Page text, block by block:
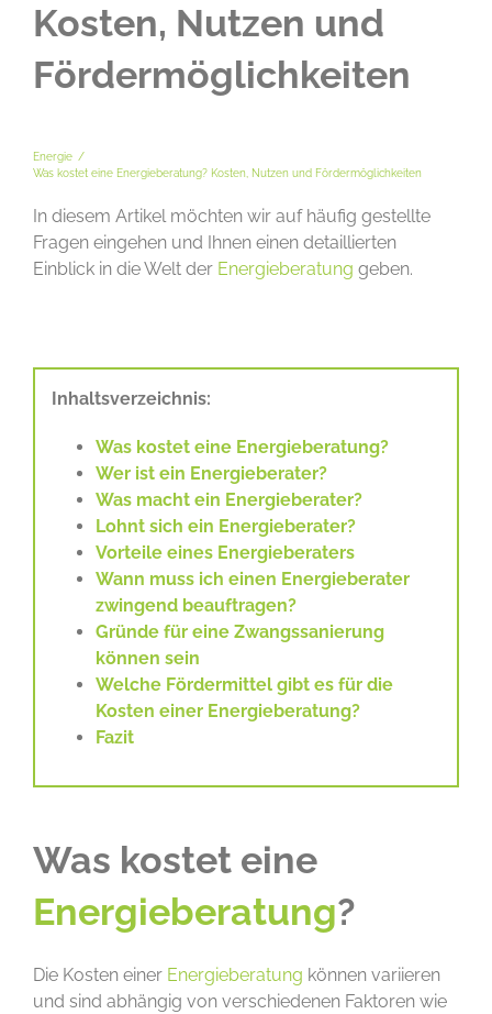
Kosten, Nutzen und
Fördermöglichkeiten
Energie
Was kostet eine Energieberatung? Kosten, Nutzen und Fördermöglichkeiten
In diesem Artikel möchten wir auf häufig gestellte
Fragen eingehen und Ihnen einen detaillierten
Einblick in die Welt der Energieberatung geben.
Inhaltsverzeichnis:
Was kostet eine Energieberatung?
Wer ist ein Energieberater?
Was macht ein Energieberater?
Lohnt sich ein Energieberater?
Vorteile eines Energieberaters
Wann muss ich einen Energieberater
zwingend beauftragen?
Gründe für eine Zwangssanierung
können sein
Welche Fördermittel gibt es für die
Kosten einer Energieberatung?
Fazit
Was kostet eine
Energieberatung?
Die Kosten einer Energieberatung können variieren
und sind abhängig von verschiedenen Faktoren wie